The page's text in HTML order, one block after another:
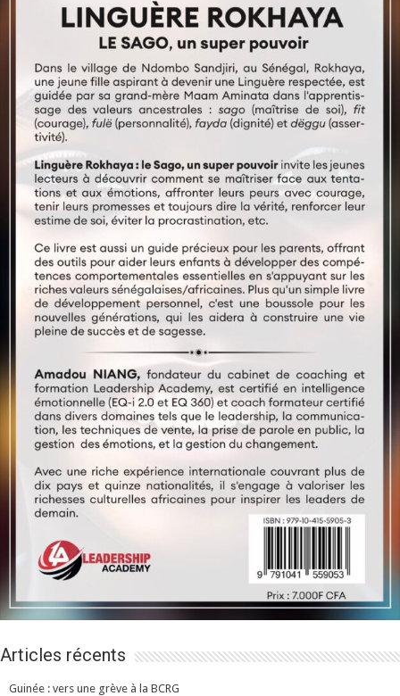
Articles récents
Guinée : vers une grève à la BCRG